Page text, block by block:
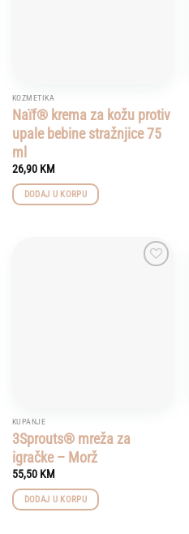
KOZMETIKA
Naïf® krema za kožu protiv
upale bebine stražnjice 75
ml
26,90 KM
DODAJ U KORPU
KUPANJE
3Sprouts® mreža za
igračke – Morž
55,50 KM
DODAJ U KORPU